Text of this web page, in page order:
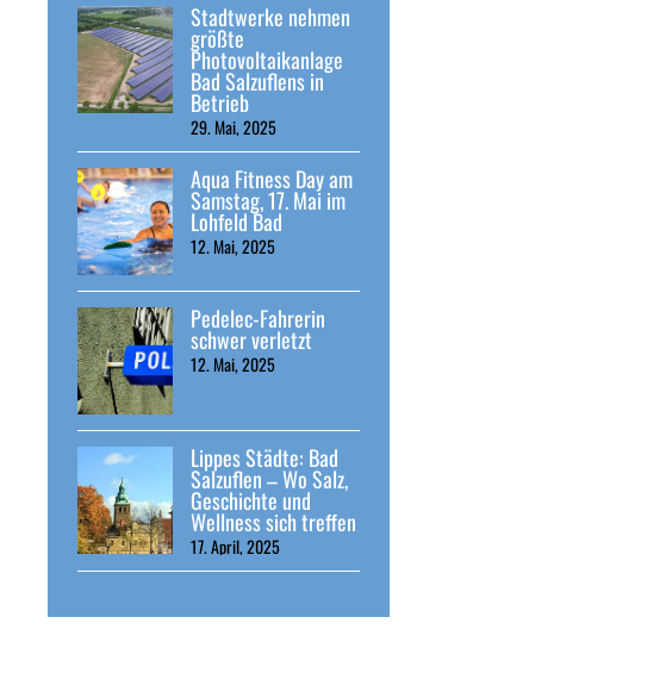
Stadtwerke nehmen
größte
Photovoltaikanlage
Bad Salzuflens in
Betrieb
29. Mai, 2025
Aqua Fitness Day am
Samstag, 17. Mai im
Lohfeld Bad
12. Mai, 2025
Pedelec-Fahrerin
schwer verletzt
12. Mai, 2025
Lippes Städte: Bad
Salzuflen – Wo Salz,
Geschichte und
Wellness sich treffen
17. April, 2025